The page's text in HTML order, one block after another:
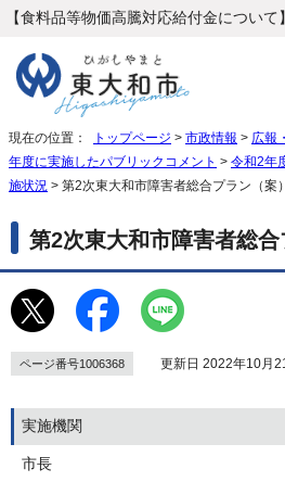
【食料品等物価高騰対応給付金について】
現在の位置： トップページ > 市政情報 > 広報
年度に実施したパブリックコメント > 令和2年
施状況 > 第2次東大和市障害者総合プラン（案）
第2次東大和市障害者総合
ページ番号1006368 更新日 2022年10月
実施機関
市長